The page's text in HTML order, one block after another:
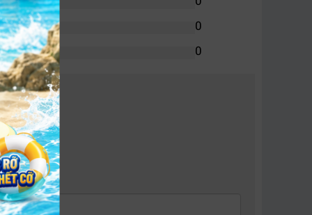
và ổn định. Hệ thống phát điện thông
0
0